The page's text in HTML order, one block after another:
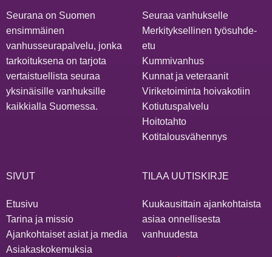
Seurana on Suomen
ensimmäinen
vanhusseurapalvelu, jonka
tarkoituksena on tarjota
vertaistuellista seuraa
yksinäisille vanhuksille
kaikkialla Suomessa.
Seuraa vanhukselle
Merkityksellinen työsuhde-
etu
Kummivanhus
Kunnat ja veteraanit
Viriketoiminta hoivakotiin
Kotiutuspalvelu
Hoitotahto
Kotitalousvähennys
SIVUT
Etusivu
Tarina ja missio
Ajankohtaiset asiat ja media
Asiakaskokemuksia
TILAA UUTISKIRJE
Kuukausittain ajankohtaista
asiaa onnellisesta
vanhuudesta